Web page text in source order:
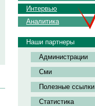
Интервью
Аналитика
Наши партнеры
Администрации
Сми
Полезные ссылки
Статистика